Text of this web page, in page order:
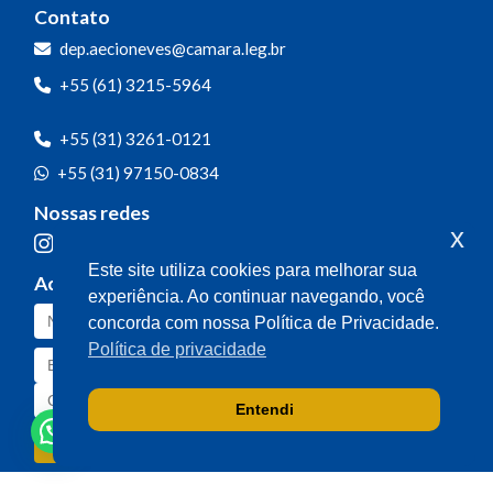
Contato
dep.aecioneves@camara.leg.br
+55 (61) 3215-5964
+55 (31) 3261-0121
+55 (31) 97150-0834
Nossas redes
Acompanhe o meu mandato
Este site utiliza cookies para melhorar sua
experiência. Ao continuar navegando, você
concorda com nossa Política de Privacidade.
Política de privacidade
Entendi
x